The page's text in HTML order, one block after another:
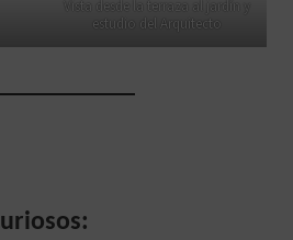
Vista desde la terraza al jardín y
estudio del Arquitecto